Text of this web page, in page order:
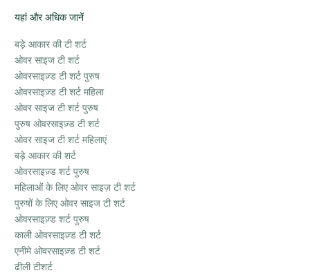
यहां और अधिक जानें
बड़े आकार की टी शर्ट
ओवर साइज टी शर्ट
ओवरसाइज़्ड टी शर्ट पुरुष
ओवरसाइज़्ड टी शर्ट महिला
ओवर साइज टी शर्ट पुरुष
पुरुष ओवरसाइज़्ड टी शर्ट
ओवर साइज टी शर्ट महिलाएं
बड़े आकार की शर्ट
ओवरसाइज़्ड शर्ट पुरुष
महिलाओं के लिए ओवर साइज़ टी शर्ट
पुरुषों के लिए ओवर साइज टी शर्ट
ओवरसाइज़्ड शर्ट पुरुष
काली ओवरसाइज़्ड टी शर्ट
एनीमे ओवरसाइज़्ड टी शर्ट
ढीली टीशर्ट